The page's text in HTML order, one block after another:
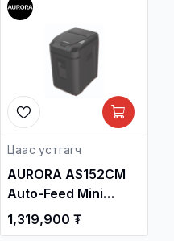
Цаас устгагч
AURORA AS152CM
Auto-Feed Mini
Cross Cut Paper
Shredder
1,319,900 ₮